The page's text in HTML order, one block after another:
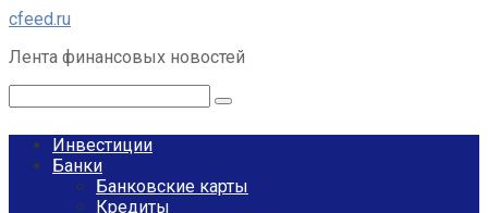
Перейти
контенту
cfeed.ru
Лента финансовых новостей
Инвестиции
Банки
Банковские карты
Кредиты